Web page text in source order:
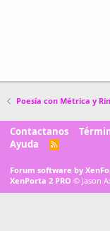
Poesía con Métrica y
Contactanos
Ayuda
R
Forum software by
XenPorta 2 PRO © Jason